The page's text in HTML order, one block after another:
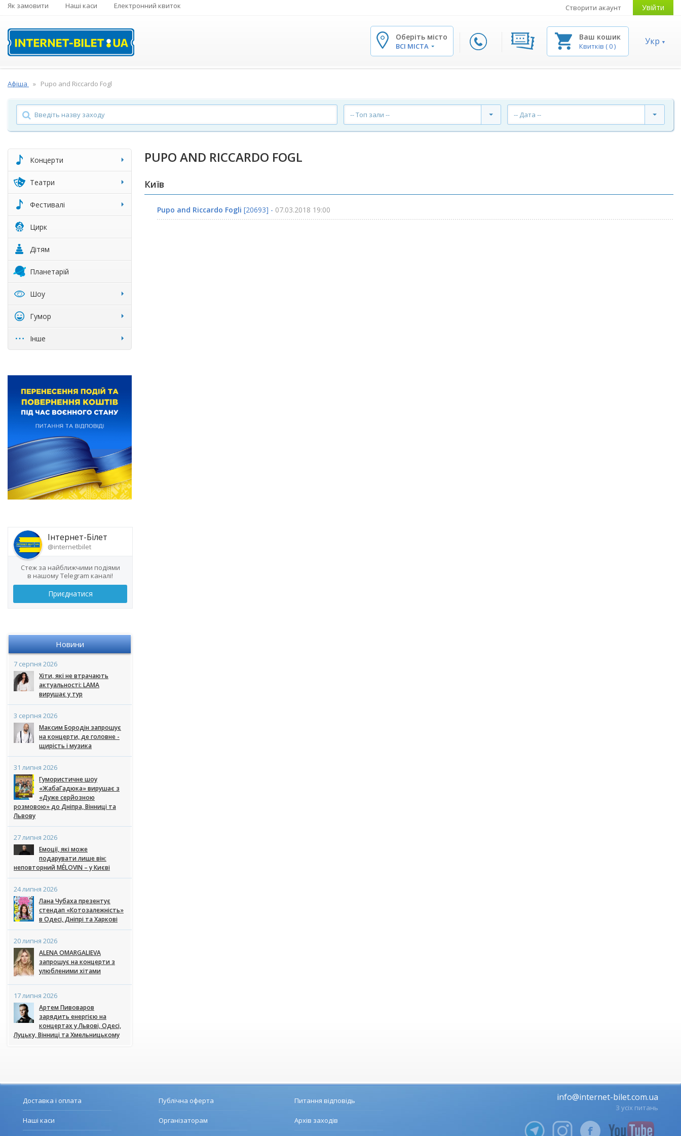
Як замовити Наші каси Електронний квиток Створити акаунт Увійти
Оберіть місто
ВСІ МІСТА
Ваш кошик
Квитків (0) Укр
Афіша Pupo and Riccardo Fogl
-- Топ зали -- -- Дата --
Концерти
Театри
Фестивалі
Цирк
Дітям
Планетарій
Шоу
Гумор
Інше
Інтернет-Білет
@internetbilet
Стеж за найближчими подіями
в нашому Telegram каналі!
Приєднатися
Новини
7 серпня 2026
Хіти, які не втрачають
актуальності: LAMA
вирушає у тур
3 серпня 2026
Максим Бородін запрошує
на концерти, де головне -
щирість і музика
31 липня 2026
Гумористичне шоу
«ЖабаГадюка» вирушає з
«Дуже серйозною
розмовою» до Дніпра, Вінниці та
Львову
27 липня 2026
Емоції, які може
подарувати лише він:
неповторний MÉLOVIN – у Києві
24 липня 2026
Лана Чубаха презентує
стендап «Котозалежність»
в Одесі, Дніпрі та Харкові
20 липня 2026
ALENA OMARGALIEVA
запрошує на концерти з
улюбленими хітами
17 липня 2026
Артем Пивоваров
зарядить енергією на
концертах у Львові, Одесі,
Луцьку, Вінниці та Хмельницькому
PUPO AND RICCARDO FOGL
Київ
Pupo and Riccardo Fogli [20693] - 07.03.2018 19:00
Доставка і оплата
Наші каси
Публічна оферта
Організаторам
Питання відповідь
Архів заходів
info@internet-bilet.com.ua
З усіх питань